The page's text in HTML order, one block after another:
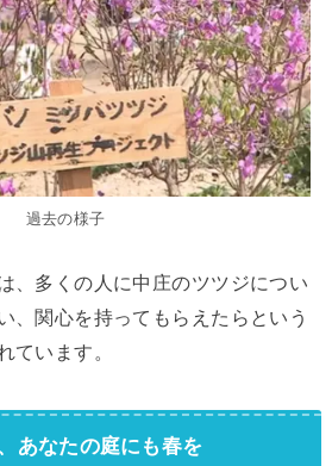
過去の様子
、多くの人に中庄のツツジについ
、関心を持ってもらえたらという
ています。
あなたの庭にも春を